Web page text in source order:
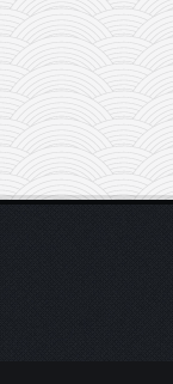
и
Гуанчжоу
Москвы